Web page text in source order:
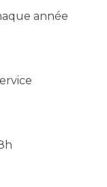
année